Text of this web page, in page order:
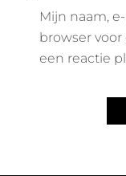
Mijn naam,
browser
een reactie